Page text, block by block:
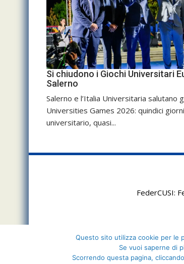
Si chiudono i Giochi Universitari
Salerno
Salerno e l’Italia Universitaria salutano
Universities Games 2026: quindici
universitario, quasi...
FederCUSI:
Questo sito utilizza cookie per le
Se vuoi saperne di
Scorrendo questa pagina,